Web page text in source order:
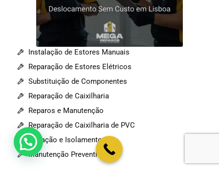
Instalação de Estores Manuais
Reparação de Estores Elétricos
Substituição de Componentes
Reparação de Caixilharia
Reparos e Manutenção
Reparação de Caixilharia de PVC
Vedação e Isolamento
Manutenção Preventiva
💬 Como podemos ajudar?